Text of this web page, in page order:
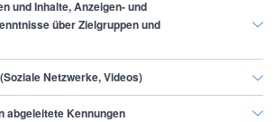
Job,
passt.
und Inhalte, Anzeigen- und
über Zielgruppen und
Netzwerke, Videos)
abgeleitete Kennungen